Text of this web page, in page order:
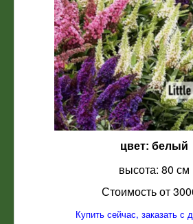
цвет: белый
высота: 80 см
Стоимость от
Купить сейчас, заказать с